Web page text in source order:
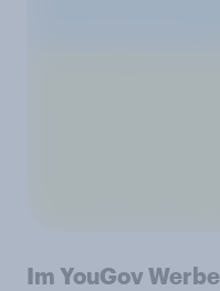
Im YouGov